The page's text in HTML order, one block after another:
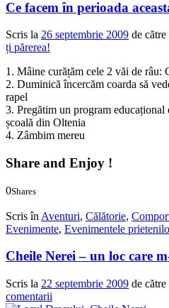
Ce facem în perioada
Scris la 26 septembrie 2009 de către
ți părerea!
1. Mâine curățăm cele 2 văi de râu:
2. Duminică încercăm coarda să
rapel
3. Pregătim un program
școală din Oltenia
4. Zâmbim mereu
Share and Enjoy !
0Shares
Scris în Aventuri, Călătorie,
Evenimente, Evenimentele
Cheile Nerei – un loc care
Scris la 22 septembrie 2009 de către
comentarii